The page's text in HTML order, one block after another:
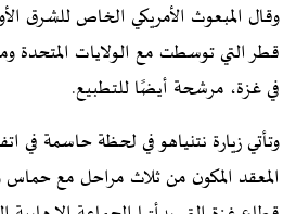
وقال المبعوث الأمريكي الخاص للشرق
قطر التي توسطت مع الولايات المتحدة
في غزة، مرشحة أيضًا للتطبيع.
وتأتي زيارة نتنياهو في لحظة حاسمة في
المعقد المكون من ثلاث مراحل مع